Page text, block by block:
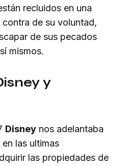
recluidos en una
de su voluntad,
de sus pecados
mismos.
y
Disney nos adelantaba
las ultimas
las propiedades de